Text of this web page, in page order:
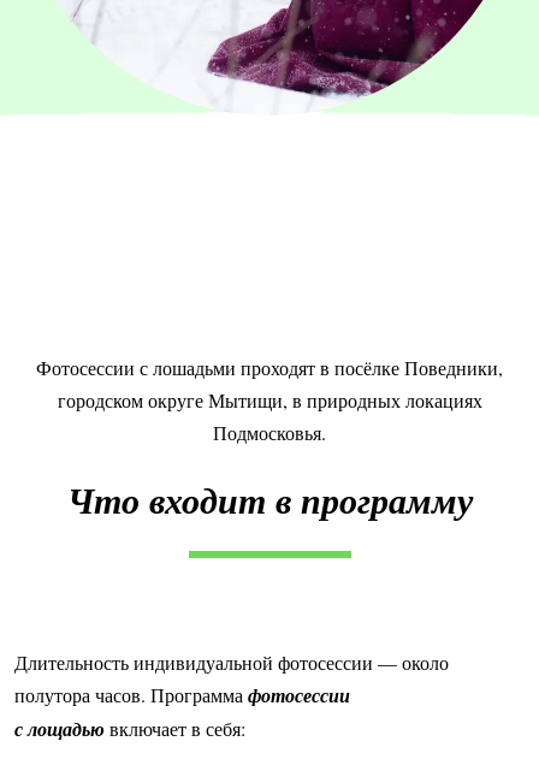
Фотосессии с лошадьми проходят в посёлке Поведники,
городском округе Мытищи, в природных локациях
Подмосковья.
Что входит в программу
Длительность индивидуальной фотосессии — около
полутора часов. Программа фотосессии
с лощадью включает в себя: